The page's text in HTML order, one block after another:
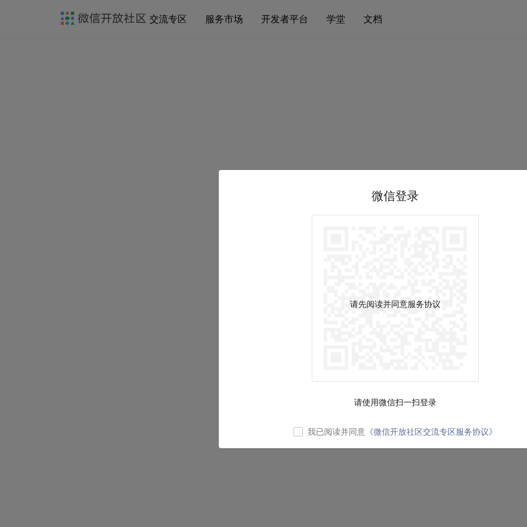
交流专区 服务市场 开发者平台 学堂 文档
微信登录
请先阅读并同意服务协议
请使用微信扫一扫登录
我已阅读并同意 《微信开放社区交流专区服务协议》